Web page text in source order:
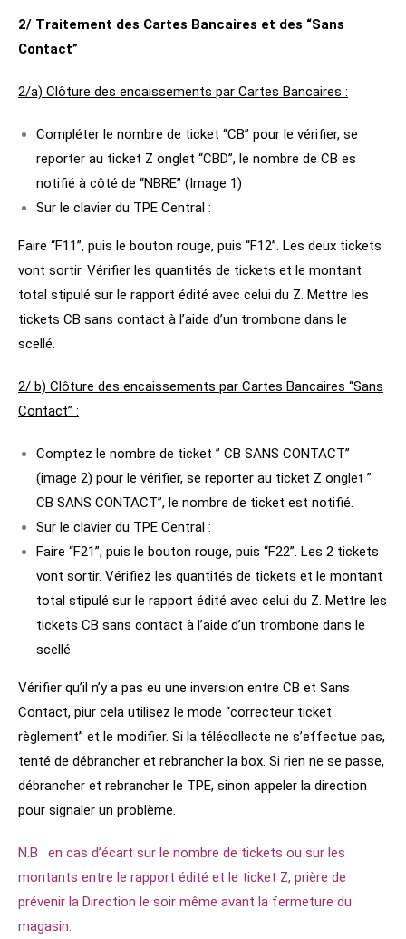
2/ Traitement des Cartes Bancaires et des “Sans
Contact”
2/a) Clôture des encaissements par Cartes Bancaires :
Compléter le nombre de ticket “CB” pour le vérifier, se
reporter au ticket Z onglet “CBD”, le nombre de CB es
notifié à côté de “NBRE” (Image 1)
Sur le clavier du TPE Central :
Faire “F11”, puis le bouton rouge, puis “F12”. Les deux tickets
vont sortir. Vérifier les quantités de tickets et le montant
total stipulé sur le rapport édité avec celui du Z. Mettre les
tickets CB sans contact à l’aide d’un trombone dans le
scellé.
2/ b) Clôture des encaissements par Cartes Bancaires “Sans
Contact” :
Comptez le nombre de ticket ” CB SANS CONTACT”
(image 2) pour le vérifier, se reporter au ticket Z onglet ”
CB SANS CONTACT”, le nombre de ticket est notifié.
Sur le clavier du TPE Central :
Faire “F21”, puis le bouton rouge, puis “F22”. Les 2 tickets
vont sortir. Vérifiez les quantités de tickets et le montant
total stipulé sur le rapport édité avec celui du Z. Mettre les
tickets CB sans contact à l’aide d’un trombone dans le
scellé.
Vérifier qu’il n’y a pas eu une inversion entre CB et Sans
Contact, piur cela utilisez le mode “correcteur ticket
règlement” et le modifier. Si la télécollecte ne s’effectue pas,
tenté de débrancher et rebrancher la box. Si rien ne se passe,
débrancher et rebrancher le TPE, sinon appeler la direction
pour signaler un problème.
N.B : en cas d’écart sur le nombre de tickets ou sur les
montants entre le rapport édité et le ticket Z, prière de
prévenir la Direction le soir même avant la fermeture du
magasin.